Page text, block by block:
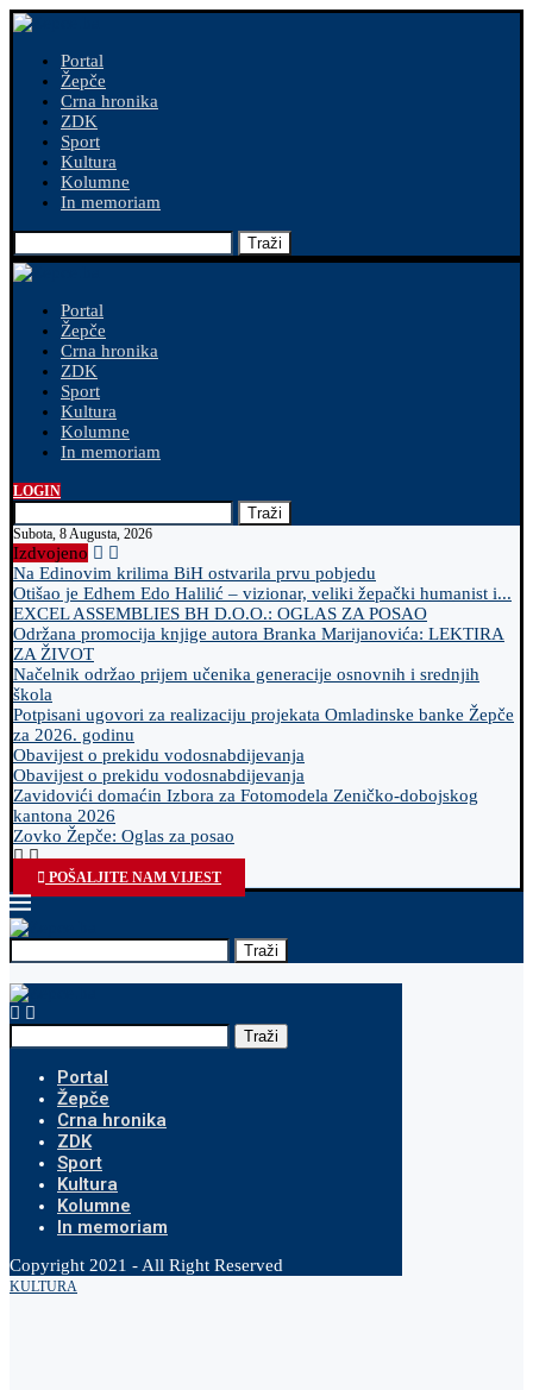
Portal
Žepče
Crna hronika
ZDK
Sport
Kultura
Kolumne
In memoriam
Traži
Portal
Žepče
Crna hronika
ZDK
Sport
Kultura
Kolumne
In memoriam
LOGIN
Traži
Subota, 8 Augusta, 2026
Izdvojeno
Na Edinovim krilima BiH ostvarila prvu pobjedu
Otišao je Edhem Edo Halilić – vizionar, veliki žepački humanist i...
EXCEL ASSEMBLIES BH D.O.O.: OGLAS ZA POSAO
Održana promocija knjige autora Branka Marijanovića: LEKTIRA
ZA ŽIVOT
Načelnik održao prijem učenika generacije osnovnih i srednjih
škola
Potpisani ugovori za realizaciju projekata Omladinske banke Žepče
za 2026. godinu
Obavijest o prekidu vodosnabdijevanja
Obavijest o prekidu vodosnabdijevanja
Zavidovići domaćin Izbora za Fotomodela Zeničko-dobojskog
kantona 2026
Zovko Žepče: Oglas za posao
POŠALJITE NAM VIJEST
Traži
Traži
Portal
Žepče
Crna hronika
ZDK
Sport
Kultura
Kolumne
In memoriam
Copyright 2021 - All Right Reserved
KULTURA